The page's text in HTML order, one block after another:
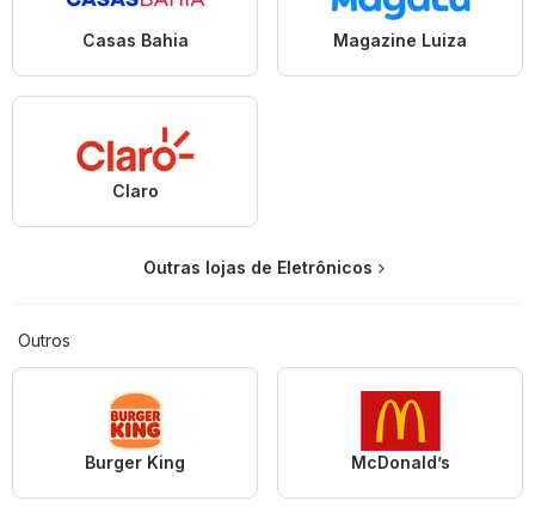
Casas Bahia Magazine Luiza
Claro
Outras lojas de Eletrônicos
Outros
Burger King McDonald’s